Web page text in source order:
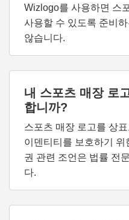
Wizlogo를 사용하면 스
사용할 수 있도록 준비
않습니다.
내 스포츠 매장 로
합니까?
스포츠 매장 로고를 상
이덴티티를 보호하기 위
권 관련 조언은 법률 전
다.